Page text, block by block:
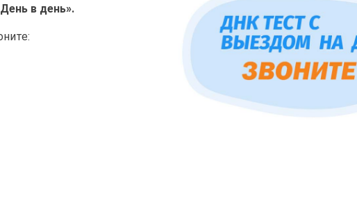
в день».